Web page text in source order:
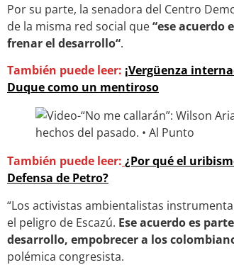
Por su parte, la senadora del Centro
de la misma red social que“ese acuerdo
frenar el desarrollo“.
También puede leer: ¡Vergüenza
Duque como un mentiroso
También puede leer: ¿Por qué el
Defensa de Petro?
“Los activistas ambientalistas
el peligro de Escazú. Ese acuerdo es
desarrollo, empobrecer a los
polémica congresista.